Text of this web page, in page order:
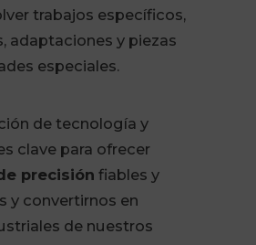
trabajos específicos,
adaptaciones y piezas
especiales.
de tecnología y
clave para ofrecer
precisión fiables y
y convertirnos en
de nuestros